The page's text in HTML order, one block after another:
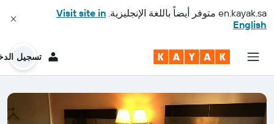
en.kayak.sa متوفر أيضاً باللغة الإنجليزية. Visit site in
English
تسجيل